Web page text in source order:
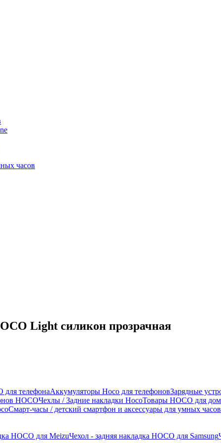
часов
Light силикон прозрачная
для телефонаАккумуляторы Hoco для телефоновЗарядные
HOCOЧехлы / Задние накладки HocoТовары HOCO для
Смарт-часы / детский смартфон и аксессуары для умных часов
HOCO для MeizuЧехол - задняя накладка HOCO для Samsung